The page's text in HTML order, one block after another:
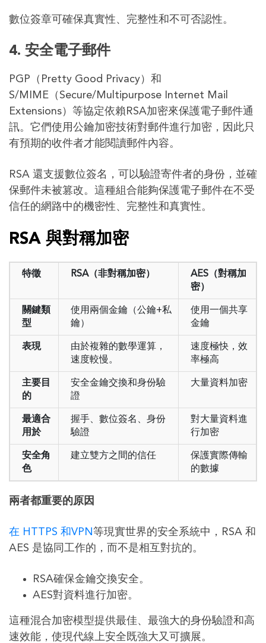
數位簽章可確保真實性、完整性和不可否認性。
4. 安全電子郵件
PGP（Pretty Good Privacy）和
S/MIME（Secure/Multipurpose Internet Mail
Extensions）等協定依賴RSA加密來保護電子郵件通
訊。它們使用公鑰加密技術對郵件進行加密，因此只
有預期的收件者才能閱讀郵件內容。
RSA 還支援數位簽名，可以驗證寄件者的身份，並確
保郵件未被篡改。這種組合能夠保護電子郵件在不受
信任的網路中的機密性、完整性和真實性。
RSA 與對稱加密
特徵 RSA（非對稱加密）
AES（對稱加
密）
關鍵類
型
使用兩個金鑰（公鑰+私
鑰）
使用一個共享
金鑰
表現
由於複雜的數學運算，
速度較慢。
速度極快，效
率極高
主要目
的
安全金鑰交換和身份驗
證
大量資料加密
最適合
用於
握手、數位簽名、身份
驗證
對大量資料進
行加密
安全角
色
建立雙方之間的信任
保護實際傳輸
的數據
兩者都重要的原因
在 HTTPS 和VPN等現實世界的安全系統中，RSA 和
AES 是協同工作的，而不是相互對抗的。
RSA確保金鑰交換安全。
AES對資料進行加密。
這種混合加密模型提供最佳、最強大的身份驗證和高
速效能，使現代線上安全既強大又可擴展。